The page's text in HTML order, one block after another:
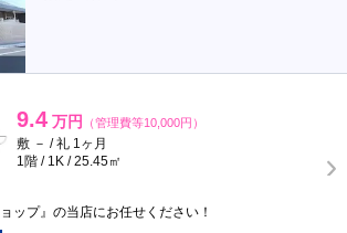
9.4 万円 （管理費等10,000円）
敷 － / 礼 1ヶ月
1階 / 1K / 25.45㎡
ョップ』の当店にお任せください！